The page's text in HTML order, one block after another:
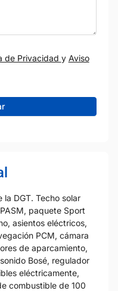
de Privacidad y Aviso
DGT. Techo solar
paquete Sport
asientos eléctricos,
PCM, cámara
de aparcamiento,
Bosé, regulador
eléctricamente,
combustible de 100